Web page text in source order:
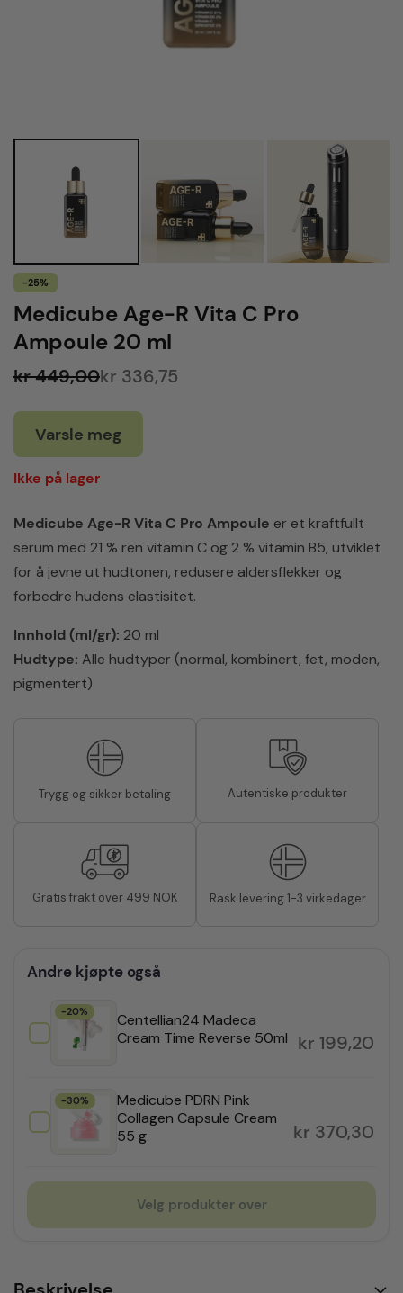
-25%
Medicube Age-R Vita C Pro
Ampoule 20 ml
kr 449,00kr 336,75
Varsle meg
Ikke på lager
Medicube Age-R Vita C Pro Ampoule er et kraftfullt
serum med 21 % ren vitamin C og 2 % vitamin B5, utviklet
for å jevne ut hudtonen, redusere aldersflekker og
forbedre hudens elastisitet.
Innhold (ml/gr): 20 ml
Hudtype: Alle hudtyper (normal, kombinert, fet, moden,
pigmentert)
Trygg og sikker betaling Autentiske produkter
Gratis frakt over 499 NOK Rask levering 1-3 virkedager
Andre kjøpte også
-20%
Centellian24 Madeca
Cream Time Reverse 50ml
kr 199,20
-30%
Medicube PDRN Pink
Collagen Capsule Cream
55 g
kr 370,30
Velg produkter over